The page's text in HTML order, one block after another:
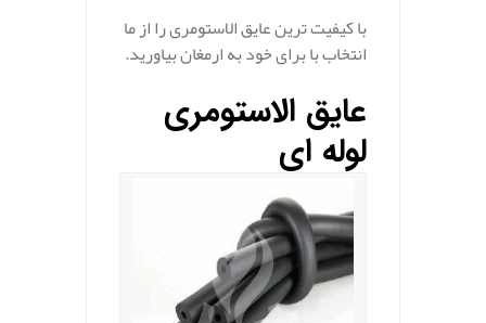
با کیفیت ترین عایق الاستومری را از ما
انتخاب با برای خود به ارمغان بیاورید.
عایق الاستومری
لوله ای